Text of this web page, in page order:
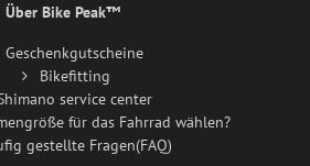
Über Bike Peak™
Geschenkgutscheine
Bikefitting
service center
für das Fahrrad wählen?
gestellte Fragen(FAQ)